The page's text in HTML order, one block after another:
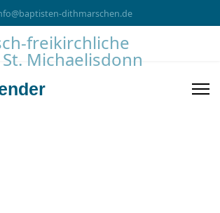
dithmarschen.de